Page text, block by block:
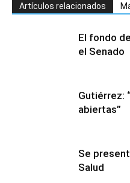
Artículos relacionados
El fondo
el Senado
Gutiérrez:
abiertas”
Se
Salud